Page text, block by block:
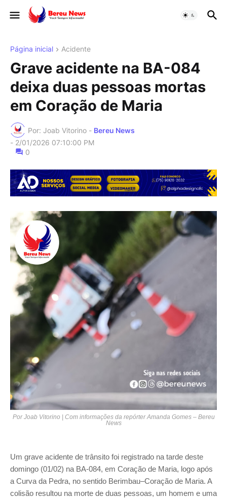
Página inicial Acidente
Grave acidente na BA-084
deixa duas pessoas mortas
em Coração de Maria
Por: Joab Vitorino - Bereu News
- 2/01/2026 07:10:00 PM
0
Por Joab Vitorino | Com informações da repórter Amanda Gomes – Bereu
News
Um grave acidente de trânsito foi registrado na tarde deste
domingo (01/02) na BA-084, em Coração de Maria, logo após
a Curva da Pedra, no sentido Berimbau–Coração de Maria. A
colisão resultou na morte de duas pessoas, um homem e uma